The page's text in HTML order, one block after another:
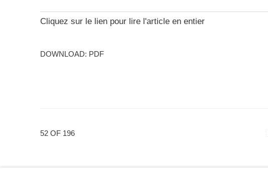
Cliquez sur le lien pour lire l'article en entier
DOWNLOAD: PDF
52 OF 196